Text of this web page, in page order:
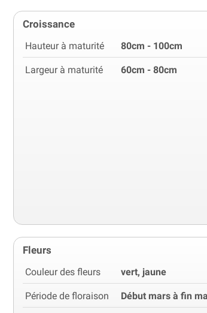
Croissance
Hauteur à maturité 80cm - 100cm
Largeur à maturité 60cm - 80cm
Fleurs
Couleur des fleurs vert, jaune
Période de floraison Début mars à fin